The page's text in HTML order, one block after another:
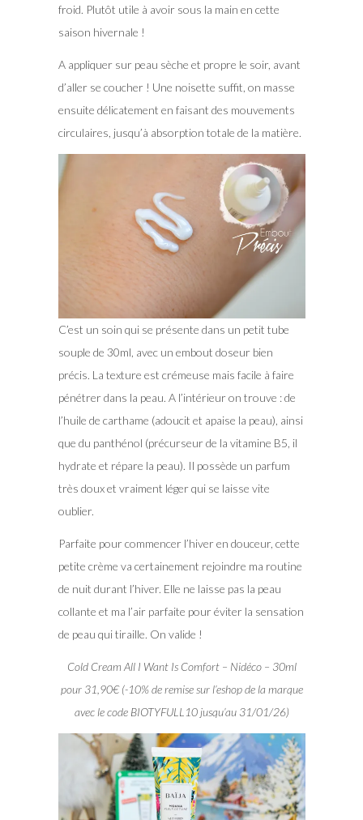
froid. Plutôt utile à avoir sous la main en cette
saison hivernale !
A appliquer sur peau sèche et propre le soir, avant
d’aller se coucher ! Une noisette suffit, on masse
ensuite délicatement en faisant des mouvements
circulaires, jusqu’à absorption totale de la matière.
C’est un soin qui se présente dans un petit tube
souple de 30ml, avec un embout doseur bien
précis. La texture est crémeuse mais facile à faire
pénétrer dans la peau. A l’intérieur on trouve : de
l’huile de carthame (adoucit et apaise la peau), ainsi
que du panthénol (précurseur de la vitamine B5, il
hydrate et répare la peau). Il possède un parfum
très doux et vraiment léger qui se laisse vite
oublier.
Parfaite pour commencer l’hiver en douceur, cette
petite crème va certainement rejoindre ma routine
de nuit durant l’hiver. Elle ne laisse pas la peau
collante et ma l’air parfaite pour éviter la sensation
de peau qui tiraille. On valide !
Cold Cream All I Want Is Comfort – Nidéco – 30ml
pour 31,90€ (-10% de remise sur l’eshop de la marque
avec le code BIOTYFULL10 jusqu’au 31/01/26)